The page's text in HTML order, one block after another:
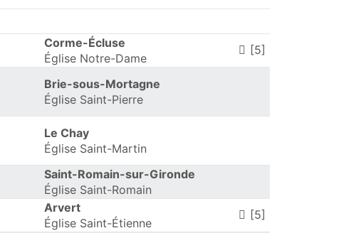
Corme-Écluse
Église Notre-Dame
[5]
Brie-sous-Mortagne
Église Saint-Pierre
Le Chay
Église Saint-Martin
Saint-Romain-sur-Gironde
Église Saint-Romain
Arvert
Église Saint-Étienne
[5]